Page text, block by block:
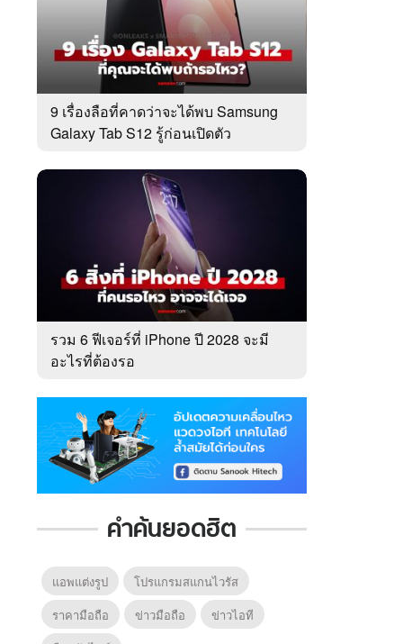
9 เรื่องลือที่คาดว่าจะได้พบ Samsung
Galaxy Tab S12 รู้ก่อนเปิดตัว
รวม 6 ฟีเจอร์ที่ iPhone ปี 2028 จะมี
อะไรที่ต้องรอ
คำค้นยอดฮิต
แอพแต่งรูป
โปรแกรมสแกนไวรัส
ราคามือถือ
ข่าวมือถือ
ข่าวไอที